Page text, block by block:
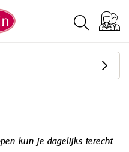
kun je dagelijks terecht